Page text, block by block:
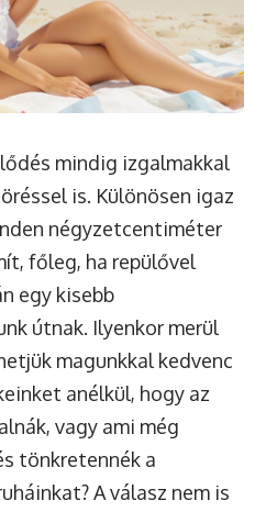
mindig izgalmakkal
is. Különösen igaz
négyzetcentiméter
főleg, ha repülővel
egy kisebb
útnak. Ilyenkor merül
magunkkal kedvenc
anélkül, hogy az
vagy ami még
tönkretennék a
A válasz nem is